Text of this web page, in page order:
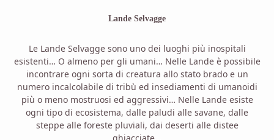
Lande Selvagge
Le Lande Selvagge sono uno dei luoghi più inospitali
esistenti… O almeno per gli umani… Nelle Lande è possibile
incontrare ogni sorta di creatura allo stato brado e un
numero incalcolabile di tribù ed insediamenti di umanoidi
più o meno mostruosi ed aggressivi… Nelle Lande esiste
ogni tipo di ecosistema, dalle paludi alle savane, dalle
steppe alle foreste pluviali, dai deserti alle distee